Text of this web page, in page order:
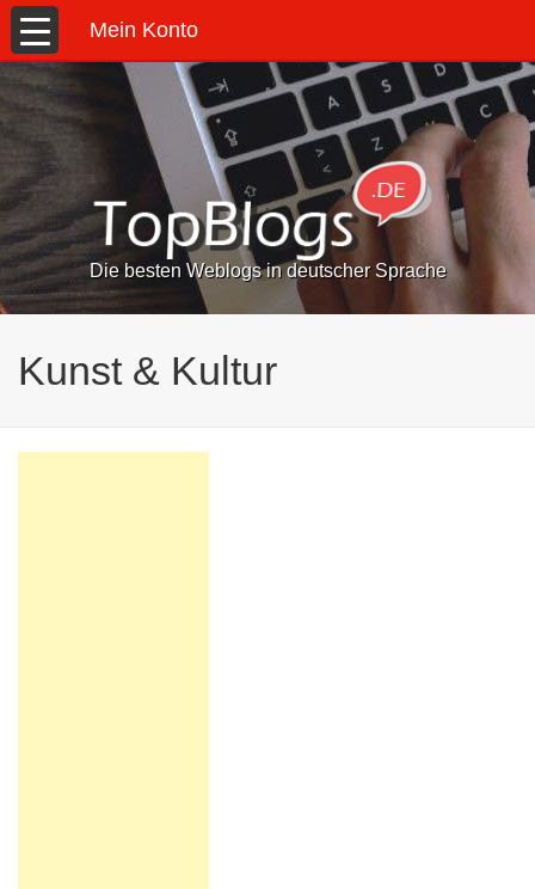
Mein Konto
Die besten Weblogs in deutscher Sprache
Kunst & Kultur